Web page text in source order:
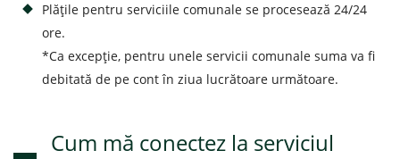
Plățile pentru serviciile comunale se procesează 24/24
ore.
*Ca excepție, pentru unele servicii comunale suma va fi
debitată de pe cont în ziua lucrătoare următoare.
Cum mă conectez la serviciul